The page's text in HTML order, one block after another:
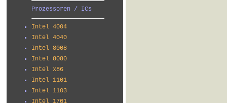
Prozessoren / ICs
Intel 4004
Intel 4040
Intel 8008
Intel 8080
Intel x86
Intel 1101
Intel 1103